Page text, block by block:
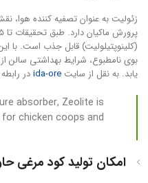
زئولیت به عنوان تصفیه کننده هوا،
(کلینوپتیلولیت) قابل جذب است. با
بوی نامطبوع، شرایط بهداشتی سالن
یابد. به نقل از سایت ida-oreدر
absorber, Zeolite is
chicken coops and
امکان تولید کود مرغی